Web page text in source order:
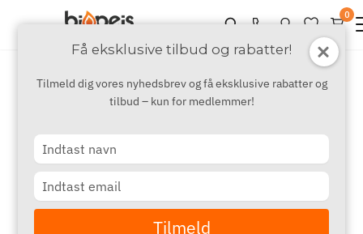
Få eksklusive tilbud og rabatter!
Tilmeld dig vores nyhedsbrev og få eksklusive rabatter og
tilbud – kun for medlemmer!
Type
your
name
Type
your
email
Tilmeld
0